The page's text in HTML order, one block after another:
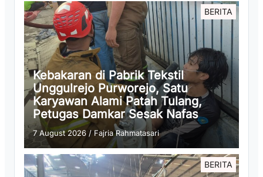
BERITA
Kebakaran di Pabrik Tekstil
Unggulrejo Purworejo, Satu
Karyawan Alami Patah Tulang,
Petugas Damkar Sesak Nafas
7 August 2026 /Fajria Rahmatasari
BERITA